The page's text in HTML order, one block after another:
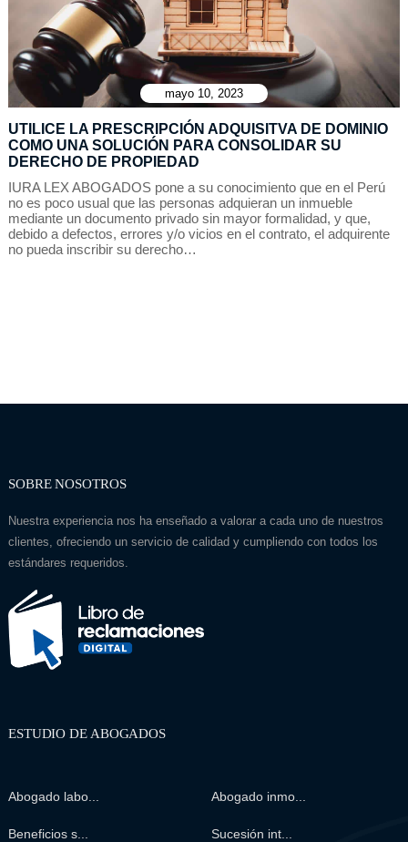
mayo 10, 2023
UTILICE LA PRESCRIPCIÓN ADQUISITVA DE DOMINIO
COMO UNA SOLUCIÓN PARA CONSOLIDAR SU
DERECHO DE PROPIEDAD
IURA LEX ABOGADOS pone a su conocimiento que en el Perú
no es poco usual que las personas adquieran un inmueble
mediante un documento privado sin mayor formalidad, y que,
debido a defectos, errores y/o vicios en el contrato, el adquirente
no pueda inscribir su derecho…
SOBRE NOSOTROS
Nuestra experiencia nos ha enseñado a valorar a cada uno de nuestros
clientes, ofreciendo un servicio de calidad y cumpliendo con todos los
estándares requeridos.
ESTUDIO DE ABOGADOS
Abogado labo... Abogado inmo...
Beneficios s... Sucesión int...